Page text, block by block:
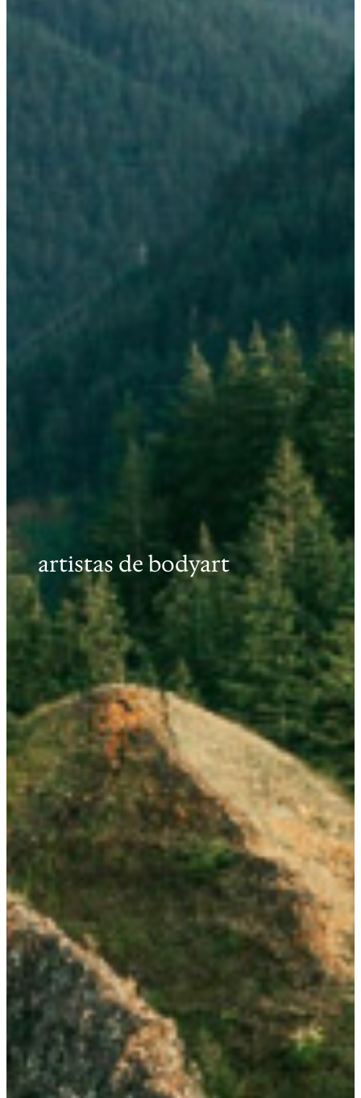
artistas de bodyart